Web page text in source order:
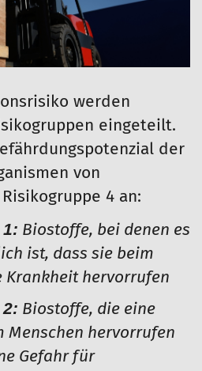
werden
eingeteilt.
der
von
4 an:
Biostoffe, bei denen es
ist, dass sie beim
Krankheit hervorrufen
Biostoffe, die eine
Menschen hervorrufen
Gefahr für